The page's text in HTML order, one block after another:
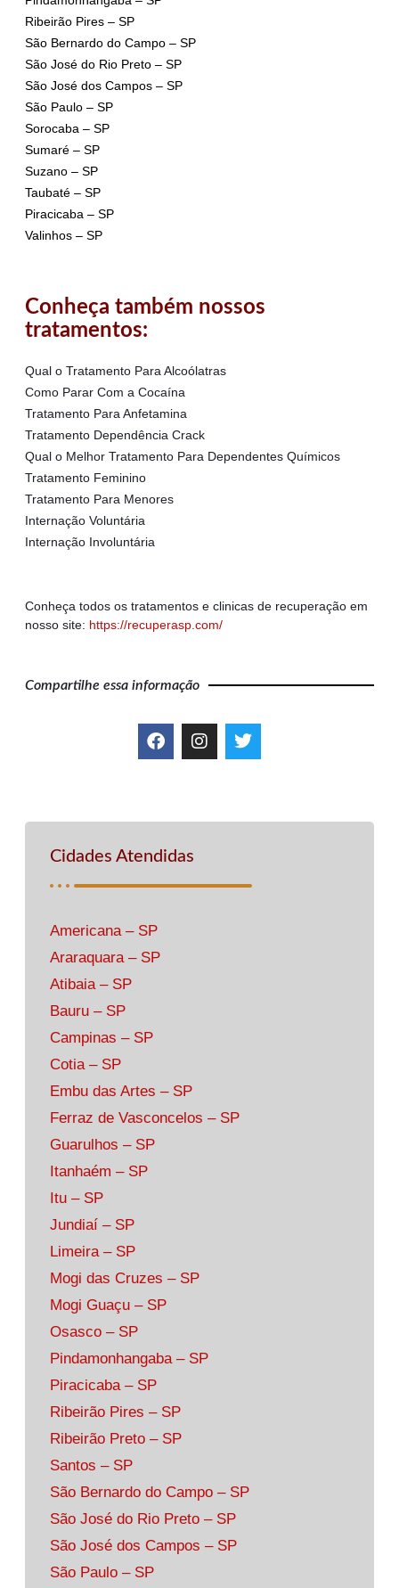
Ribeirão Pires – SP
São Bernardo do Campo – SP
São José do Rio Preto – SP
São José dos Campos – SP
São Paulo – SP
Sorocaba – SP
Sumaré – SP
Suzano – SP
Taubaté – SP
Piracicaba – SP
Valinhos – SP
Conheça também nossos
tratamentos:
Qual o Tratamento Para Alcoólatras
Como Parar Com a Cocaína
Tratamento Para Anfetamina
Tratamento Dependência Crack
Qual o Melhor Tratamento Para Dependentes Químicos
Tratamento Feminino
Tratamento Para Menores
Internação Voluntária
Internação Involuntária
Conheça todos os tratamentos e clinicas de recuperação em
nosso site: https://recuperasp.com/
Compartilhe essa informação
Cidades Atendidas
Americana – SP
Araraquara – SP
Atibaia – SP
Bauru – SP
Campinas – SP
Cotia – SP
Embu das Artes – SP
Ferraz de Vasconcelos – SP
Guarulhos – SP
Itanhaém – SP
Itu – SP
Jundiaí – SP
Limeira – SP
Mogi das Cruzes – SP
Mogi Guaçu – SP
Osasco – SP
Pindamonhangaba – SP
Piracicaba – SP
Ribeirão Pires – SP
Ribeirão Preto – SP
Santos – SP
São Bernardo do Campo – SP
São José do Rio Preto – SP
São José dos Campos – SP
São Paulo – SP